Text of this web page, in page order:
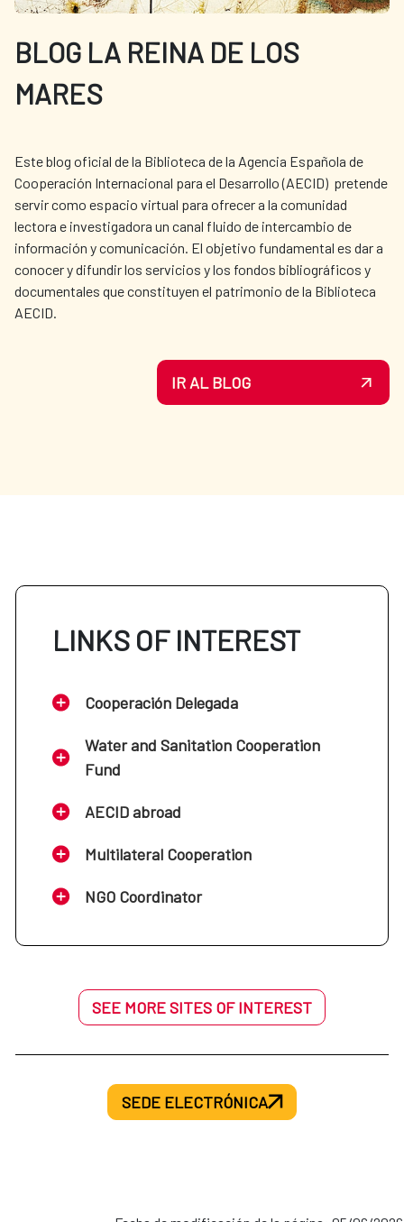
BLOG LA REINA DE LOS
MARES
Este blog oficial de la Biblioteca de la Agencia Española de
Cooperación Internacional para el Desarrollo (AECID) pretende
servir como espacio virtual para ofrecer a la comunidad
lectora e investigadora un canal fluido de intercambio de
información y comunicación. El objetivo fundamental es dar a
conocer y difundir los servicios y los fondos bibliográficos y
documentales que constituyen el patrimonio de la Biblioteca
AECID.
IR AL BLOG
LINKS OF INTEREST
Cooperación Delegada
Water and Sanitation Cooperation
Fund
AECID abroad
Multilateral Cooperation
NGO Coordinator
SEE MORE SITES OF INTEREST
SEDE ELECTRÓNICA